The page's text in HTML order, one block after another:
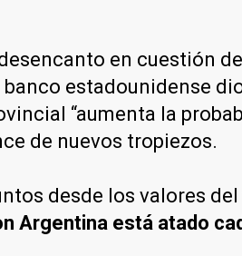
en cuestión
estadounidense
“aumenta la
de nuevos tropiezos.
desde los valores
Argentina está atado